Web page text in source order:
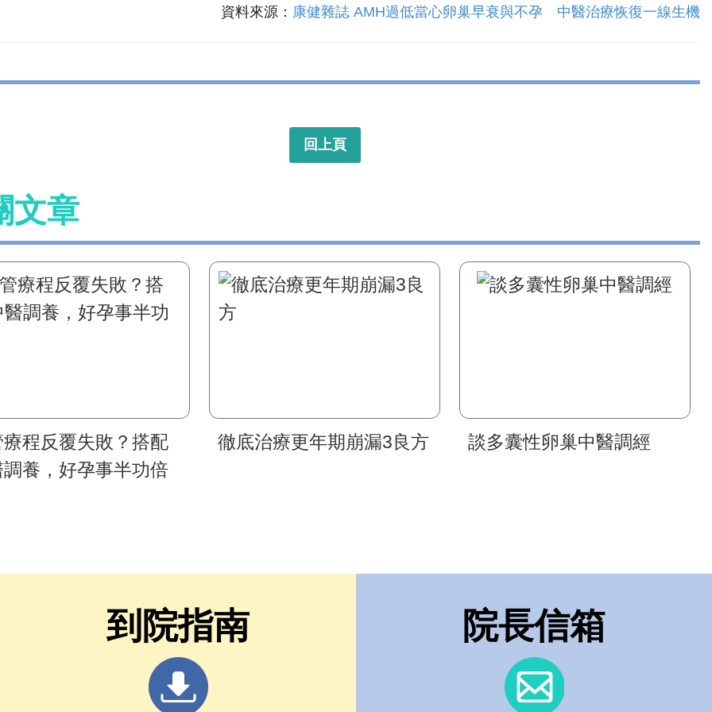
資料來源： 康健雜誌 AMH過低當心卵巢早衰與不孕 中醫治療恢復一線生機
回上頁
文章
程反覆失敗？搭配
養，好孕事半功倍
徹底治療更年期崩漏3良方 談多囊性卵巢中醫調經
到院指南 院長信箱